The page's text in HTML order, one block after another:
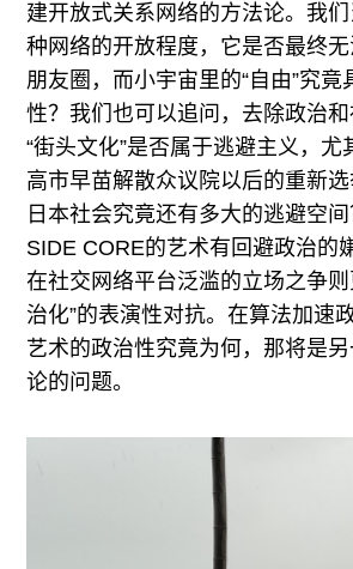
建开放式关系网络的方法论。我
种网络的开放程度，它是否最终
朋友圈，而小宇宙里的“自由”究竟
性？我们也可以追问，去除政治
“街头文化”是否属于逃避主义，尤
高市早苗解散众议院以后的重新选
日本社会究竟还有多大的逃避空
SIDE CORE的艺术有回避政治的
在社交网络平台泛滥的立场之争
治化”的表演性对抗。在算法加速
艺术的政治性究竟为何，那将是
论的问题。